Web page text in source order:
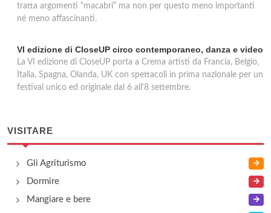
tratta argomenti “macabri” ma non per questo meno importanti
né meno affascinanti.
VI edizione di CloseUP circo contemporaneo, danza e video
La VI edizione di CloseUP porta a Crema artisti da Francia, Belgio,
Italia, Spagna, Olanda, UK con spettacoli in prima nazionale per un
festival unico ed originale dal 6 all'8 settembre.
VISITARE
Gli Agriturismo
Dormire
Mangiare e bere